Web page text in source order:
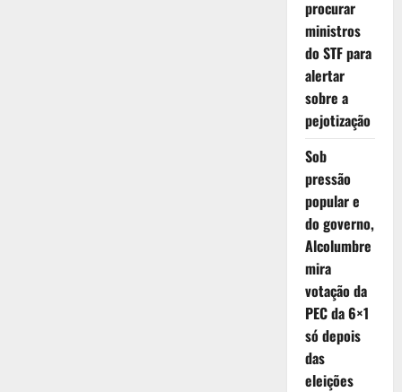
procurar
ministros
do STF para
alertar
sobre a
pejotização
Sob
pressão
popular e
do governo,
Alcolumbre
mira
votação da
PEC da 6×1
só depois
das
eleições